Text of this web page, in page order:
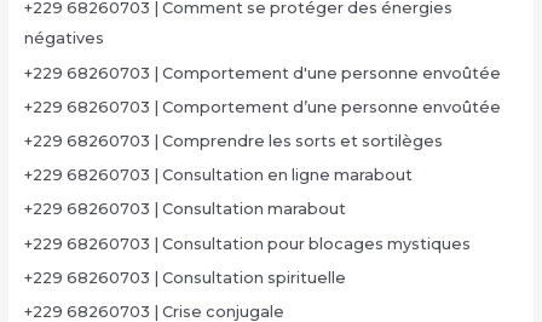
+229 68260703 | Comment se protéger des énergies
négatives
+229 68260703 | Comportement d'une personne envoûtée
+229 68260703 | Comportement d’une personne envoûtée
+229 68260703 | Comprendre les sorts et sortilèges
+229 68260703 | Consultation en ligne marabout
+229 68260703 | Consultation marabout
+229 68260703 | Consultation pour blocages mystiques
+229 68260703 | Consultation spirituelle
+229 68260703 | Crise conjugale